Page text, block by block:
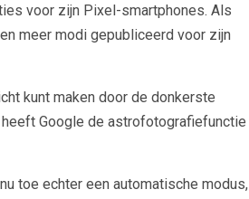
voor zijn Pixel-smartphones. Als
meer modi gepubliceerd voor zijn
kunt maken door de donkerste
Google de astrofotografiefunctie
toe echter een automatische modus,